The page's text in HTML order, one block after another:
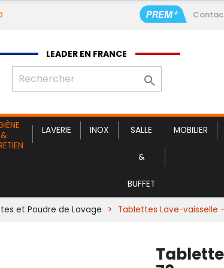
LEADER EN FRANCE

&
LAVERIE INOX SALLE
&
BUFFET
MOBILIER
et Poudre de Lavage Tablettes Lave-vaisselle